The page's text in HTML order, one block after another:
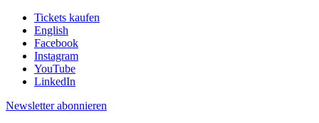
Tickets kaufen
English
Facebook
Instagram
YouTube
LinkedIn
Newsletter abonnieren